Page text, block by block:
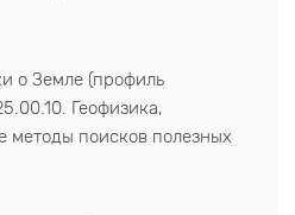
о Земле (профиль
Геофизика,
методы поисков полезных